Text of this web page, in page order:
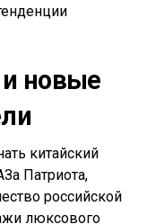
новые
китайский
Патриота,
российской
люксового